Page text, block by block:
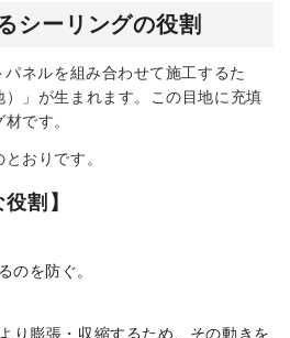
シーリングの役割
ネルを組み合わせて施工するた
」が生まれます。この目地に充填
です。
おりです。
割】
のを防ぐ。
り膨張・収縮するため、その動きを